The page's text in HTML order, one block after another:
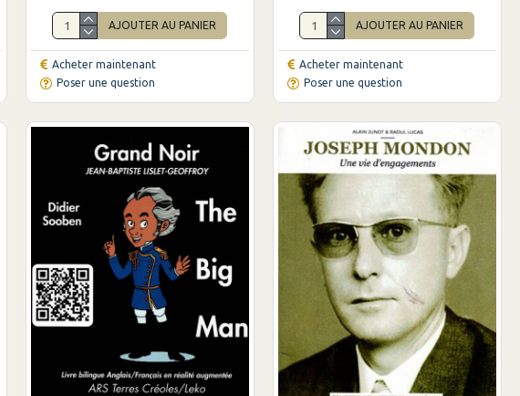
AJOUTER AU PANIER
Acheter maintenant
Poser une question
AJOUTER AU PANIER
Acheter maintenant
Poser une question